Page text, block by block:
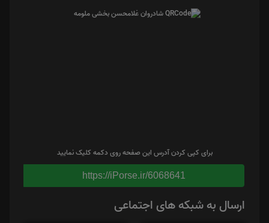
برای کپی کردن آدرس این صفحه روی دکمه کلیک نمایید
https://iPorse.ir/6068641
ارسال به شبکه های اجتماعی